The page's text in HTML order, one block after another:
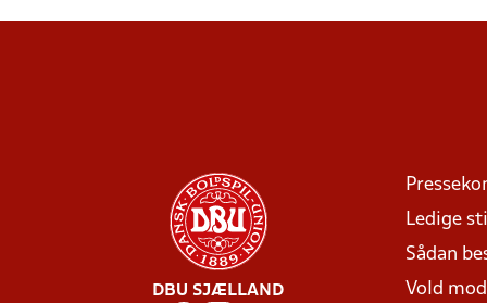
DBU SJÆLLAND
Ledige
Sådan
Vold